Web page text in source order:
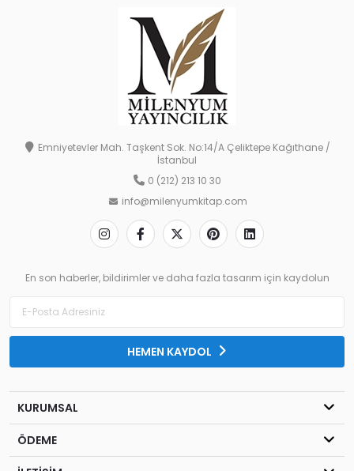
Emniyetevler Mah. Taşkent Sok. No:14/A Çeliktepe Kağıthane /
İstanbul
0 (212) 213 10 30
info@milenyumkitap.com
En son haberler, bildirimler ve daha fazla tasarım için kaydolun
HEMEN KAYDOL
KURUMSAL
ÖDEME